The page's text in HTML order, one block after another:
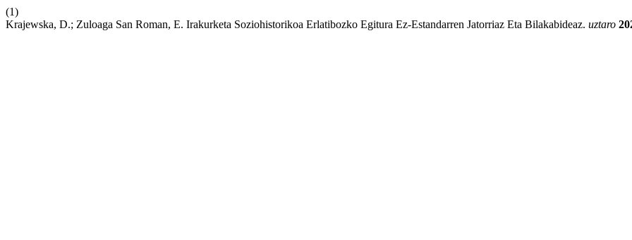
(1)
Krajewska, D.; Zuloaga San Roman, E. Irakurketa Soziohistorikoa Erlatibozko Egitura Ez-Estandarren Jatorriaz Eta Bilakabideaz. uztaro